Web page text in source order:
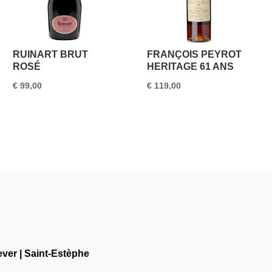
RUINART BRUT
ROSÉ
€ 99,00
FRANÇOIS PEYROT
HERITAGE 61 ANS
€119,00
Saint-Estèphe